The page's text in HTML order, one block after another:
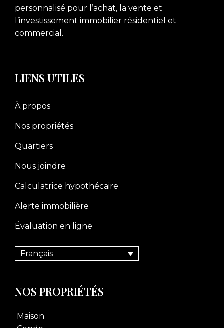
personnalisé pour l’achat, la vente et
l’investissement immobilier résidentiel et
commercial.
LIENS UTILES
À propos
Nos propriétés
Quartiers
Nous joindre
Calculatrice hypothécaire
Alerte immobilière
Évaluation en ligne
Français
NOS PROPRIÉTÉS
Maison